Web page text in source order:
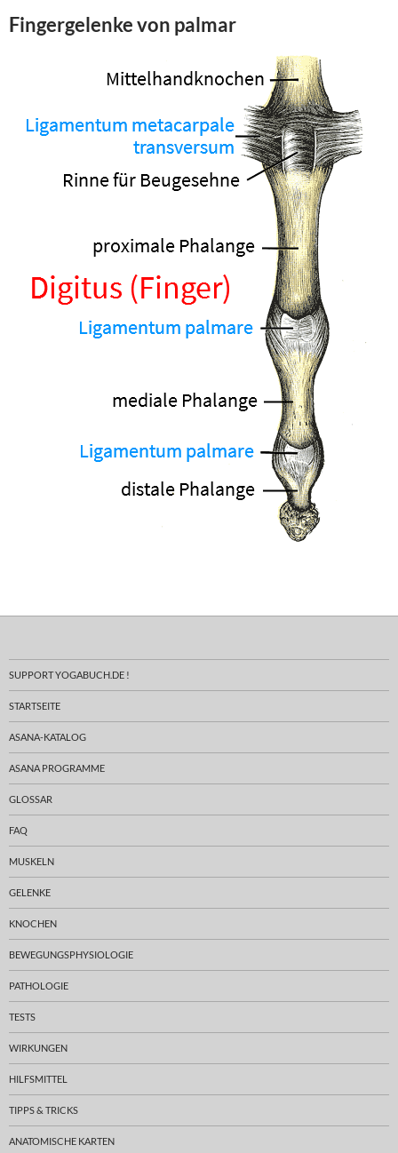
Fingergelenkevon palmar
SUPPORT YOGABUCH.DE !
STARTSEITE
ASANA-KATALOG
ASANA PROGRAMME
GLOSSAR
FAQ
MUSKELN
GELENKE
KNOCHEN
BEWEGUNGSPHYSIOLOGIE
PATHOLOGIE
TESTS
WIRKUNGEN
HILFSMITTEL
TIPPS & TRICKS
ANATOMISCHE KARTEN